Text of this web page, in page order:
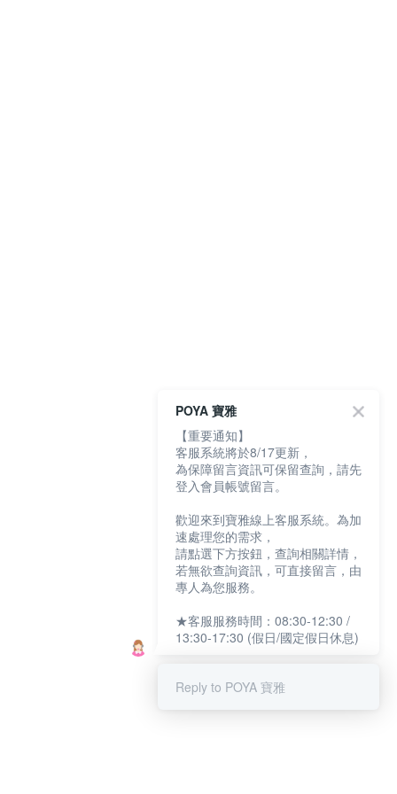
POYA 寶雅
【重要通知】
客服系統將於8/17更新，
為保障留言資訊可保留查詢，請先
登入會員帳號留言。
歡迎來到寶雅線上客服系統。為加
速處理您的需求，
請點選下方按鈕，查詢相關詳情，
若無欲查詢資訊，可直接留言，由
專人為您服務。
★客服服務時間：08:30-12:30 /
13:30-17:30 (假日/國定假日休息)
Reply to POYA 寶雅